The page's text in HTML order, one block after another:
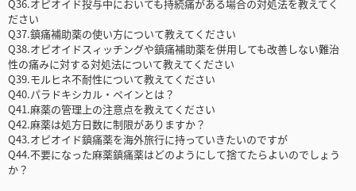
Q36.オピオイド投与中においても持続痛がある場合の対処法を教えてく
ださい
Q37.鎮痛補助薬の使い方について教えてください
Q38.オピオイドスィッチングや鎮痛補助薬を併用しても改善しない難治
性の痛みに対する対処法について教えてください
Q39.モルヒネ不耐性について教えてください
Q40.パラドキシカル・ペインとは？
Q41.麻薬の管理上の注意点を教えてください
Q42.麻薬は処方日数に制限がありますか？
Q43.オピオイド鎮痛薬を海外旅行に持っていきたいのですが
Q44.不要になった麻薬鎮痛薬はどのようにして捨てたらよいのでしょう
か？